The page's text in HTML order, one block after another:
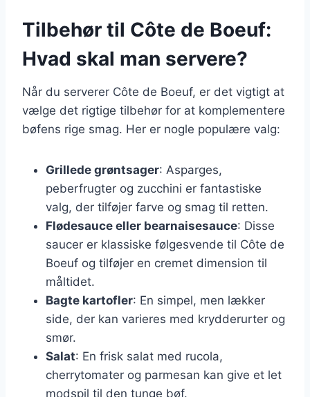
Tilbehør til Côte de Boeuf:
Hvad skal man servere?
Når du serverer Côte de Boeuf, er det vigtigt at
vælge det rigtige tilbehør for at komplementere
bøfens rige smag. Her er nogle populære valg:
Grillede grøntsager: Asparges,
peberfrugter og zucchini er fantastiske
valg, der tilføjer farve og smag til retten.
Flødesauce eller bearnaisesauce: Disse
saucer er klassiske følgesvende til Côte de
Boeuf og tilføjer en cremet dimension til
måltidet.
Bagte kartofler: En simpel, men lækker
side, der kan varieres med krydderurter og
smør.
Salat: En frisk salat med rucola,
cherrytomater og parmesan kan give et let
modspil til den tunge bøf.